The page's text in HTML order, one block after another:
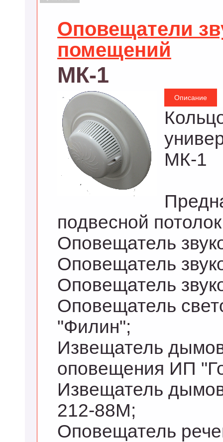
Оповещатели
помещений
МК-1
Описание
МК-1
подвесной
Оповещатель
Оповещатель
Оповещатель
Оповещатель
"Филин";
Извещатель
оповещения ИП
Извещатель
212-88М;
Оповещатель